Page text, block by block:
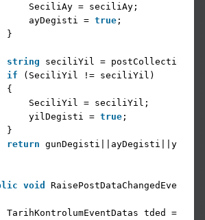
SeciliAy = seciliAy;
ayDegisti = true ;
}
string seciliYil = postCollection[
if
(SeciliYil != seciliYil)
{
SeciliYil = seciliYil;
yilDegisti = true ;
}
return
void
RaisePostDataChangedEvent()
TarihKontrolumEventDatas tded =